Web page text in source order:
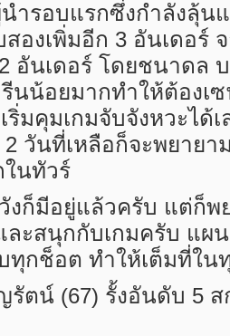
ำรอบแรกซึ่งกำลังลุ้น
องเพิ่มอีก 3 อันเดอร์
อันเดอร์ โดยชนาดล
นน้อยมากทำให้ต้องเซ
ริ่มคุมเกมจับจังหวะได้
2 วันที่เหลือก็จะพยาย
นทัวร์
งก็มีอยู่แล้วครับ แต่ก็พ
ละสนุกกับเกมครับ แผ
ทุกช็อต ทำให้เต็มที่ใน
รัตน์ (67) รั้งอันดับ 5 ส